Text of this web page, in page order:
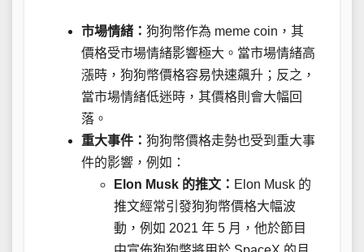
市場情緒： 狗狗幣作為 meme coin，其
價格受市場情緒影響極大。當市場情緒高
漲時，狗狗幣價格容易快速飆升；反之，
當市場情緒低迷時，其價格則會大幅回
落。
重大事件： 狗狗幣價格走勢也受到重大事
件的影響，例如：
Elon Musk 的推文： Elon Musk 的
推文經常引發狗狗幣價格大幅波
動，例如 2021 年 5 月，他於節目